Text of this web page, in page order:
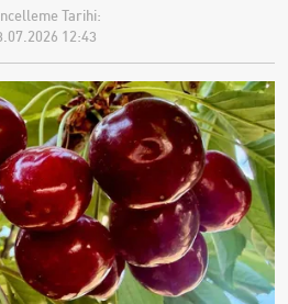
Tarihi:
12:43